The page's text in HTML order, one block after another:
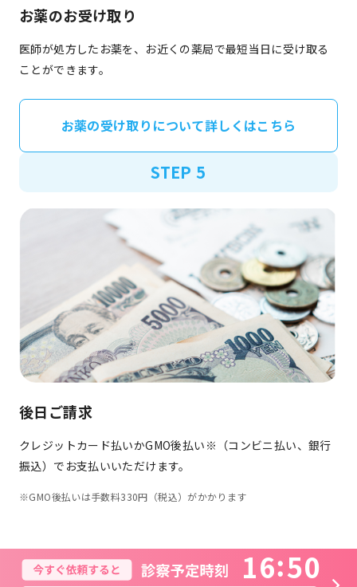
お薬のお受け取り
医師が処方したお薬を、お近くの薬局で最短当日に受け取る
ことができます。
お薬の受け取りについて詳しくはこちら
STEP 5
後日ご請求
クレジットカード払いかGMO後払い※（コンビニ払い、銀行
振込）でお支払いいただけます。
※GMO後払いは手数料330円（税込）がかかります
16 50